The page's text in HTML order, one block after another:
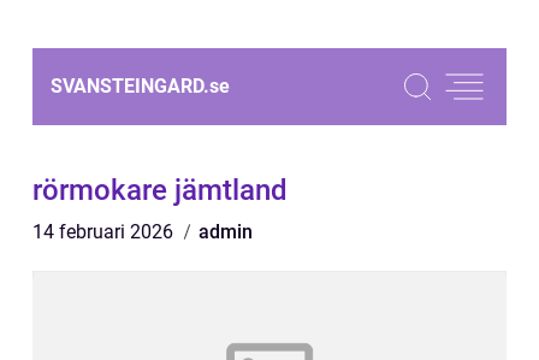
SVANSTEINGARD.se
rörmokare jämtland
14 februari 2026 admin